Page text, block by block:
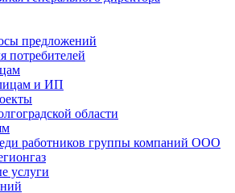
предложений
потребителей
и ИП
области
работников группы компаний ООО
услуги